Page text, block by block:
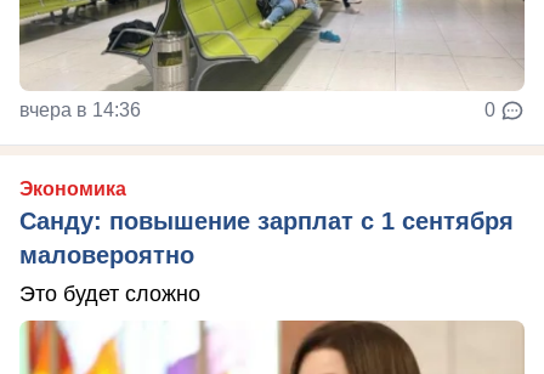
вчера в 14:36 0
Экономика
Санду: повышение зарплат с 1 сентября
маловероятно
Это будет сложно